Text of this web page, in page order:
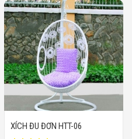
XÍCH ĐU ĐƠN HTT-06